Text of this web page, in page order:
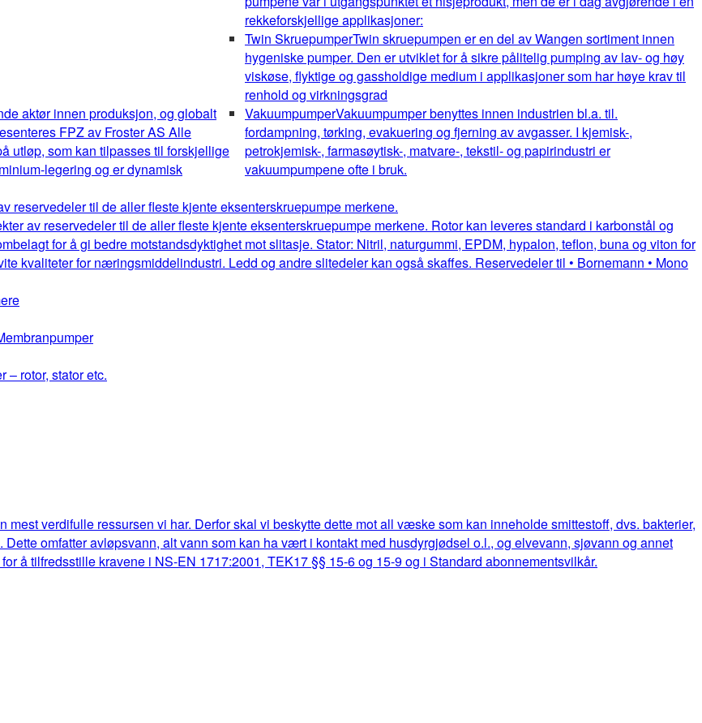
aktør innen produksjon, og globalt
FPZ av Froster AS Alle
utløp, som kan tilpasses til forskjellige
legering og er dynamisk
rekkeforskjellige applikasjoner:
Twin SkruepumperTwin skruepumpen er en del av Wangen sortiment innen
hygeniske pumper. Den er utviklet for å sikre pålitelig pumping av lav- og høy
viskøse, flyktige og gassholdige medium i applikasjoner som har høye krav til
renhold og virkningsgrad
VakuumpumperVakuumpumper benyttes innen industrien bl.a. til.
fordampning, tørking, evakuering og fjerning av avgasser. I kjemisk-,
petrokjemisk-, farmasøytisk-, matvare-, tekstil- og papirindustri er
vakuumpumpene ofte i bruk.
reservedeler til de aller fleste kjente eksenterskruepumpe merkene.
av reservedeler til de aller fleste kjente eksenterskruepumpe merkene. Rotor kan leveres standard i karbonstål og
for å gi bedre motstandsdyktighet mot slitasje. Stator: Nitril, naturgummi, EPDM, hypalon, teflon, buna og viton for
kvaliteter for næringsmiddelindustri. Ledd og andre slitedeler kan også skaffes. Reservedeler til • Bornemann • Mono
– rotor, stator etc.
mest verdifulle ressursen vi har. Derfor skal vi beskytte dette mot all væske som kan inneholde smittestoff, dvs. bakterier,
omfatter avløpsvann, alt vann som kan ha vært i kontakt med husdyrgjødsel o.l., og elvevann, sjøvann og annet
å tilfredsstille kravene i NS-EN 1717:2001, TEK17 §§ 15-6 og 15-9 og i Standard abonnementsvilkår.